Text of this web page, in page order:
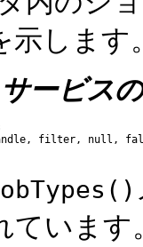
示します
ービス
filter, null,
ています